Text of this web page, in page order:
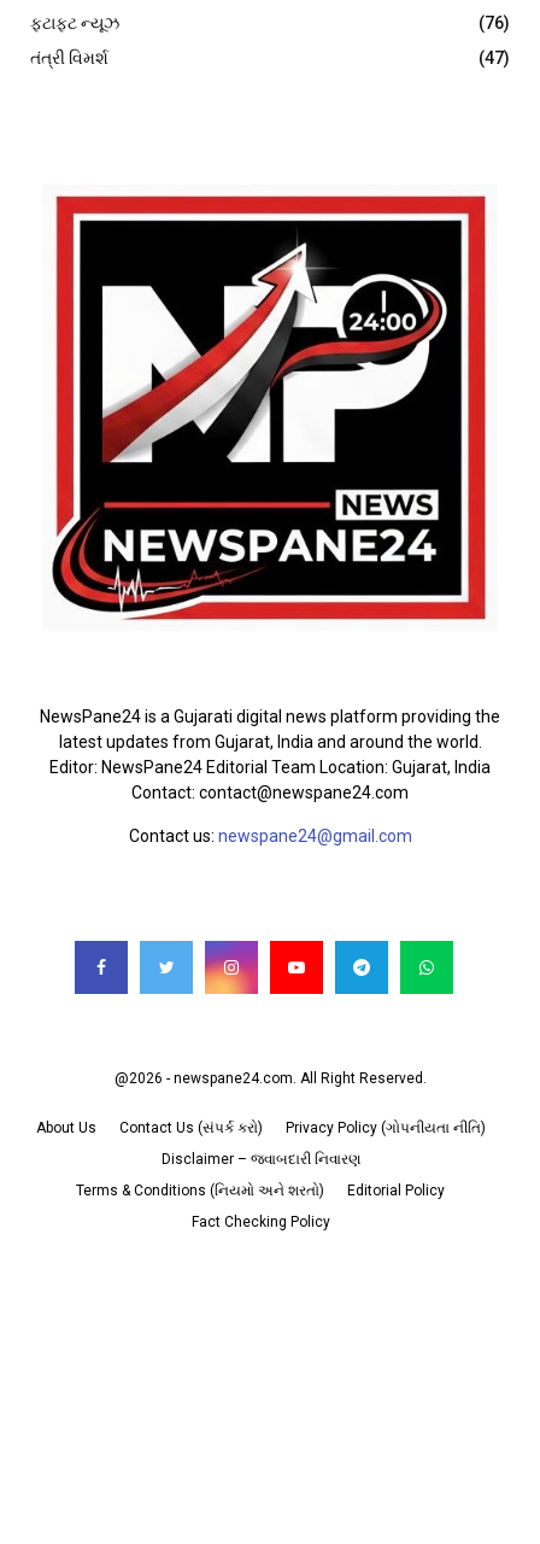
ફટાફટ ન્યૂઝ
(76)
તંત્રી વિમર્શ
(47)
NewsPane24 is a Gujarati digital news platform providing the
latest updates from Gujarat, India and around the world.
Editor: NewsPane24 Editorial Team Location: Gujarat, India
Contact: contact@newspane24.com
Contact us: newspane24@gmail.com
@2026 - newspane24.com. All Right Reserved.
About Us Contact Us (સંપર્ક કરો)
Privacy Policy (ગોપનીયતા નીતિ)
Disclaimer – જવાબદારી નિવારણ
Terms & Conditions (નિયમો અને શરતો)
Editorial Policy
Fact Checking Policy